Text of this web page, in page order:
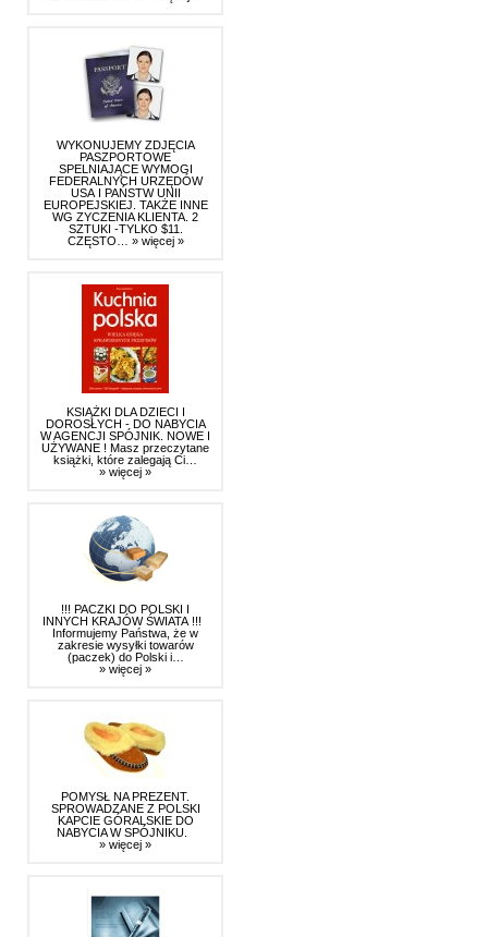
WYKONUJEMY ZDJĘCIA
PASZPORTOWE
SPELNIAJĄCE WYMOGI
FEDERALNYCH URZĘDÓW
USA I PAŃSTW UNII
EUROPEJSKIEJ. TAKŻE INNE
WG ZYCZENIA KLIENTA. 2
SZTUKI -TYLKO $11.
CZĘSTO… » więcej »
KSIĄŻKI DLA DZIECI I
DOROSŁYCH - DO NABYCIA
W AGENCJI SPÓJNIK. NOWE I
UŻYWANE ! Masz przeczytane
książki, które zalegają Ci…
» więcej »
!!! PACZKI DO POLSKI I
INNYCH KRAJÓW ŚWIATA !!!
Informujemy Państwa, że w
zakresie wysyłki towarów
(paczek) do Polski i…
» więcej »
POMYSŁ NA PREZENT.
SPROWADZANE Z POLSKI
KAPCIE GÓRALSKIE DO
NABYCIA W SPÓJNIKU.
» więcej »